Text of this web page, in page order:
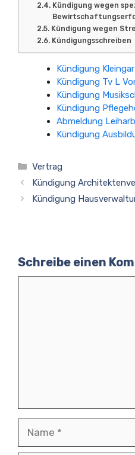
Kündigung wegen
Kündigung wegen
Kündigungsschreiben
Kündigung
Kündigung Tv L
Kündigung
Kündigung
Abmeldung
Kündigung
Kategorien
Vertrag
Kündigung
Kündigung
Schreibe einen